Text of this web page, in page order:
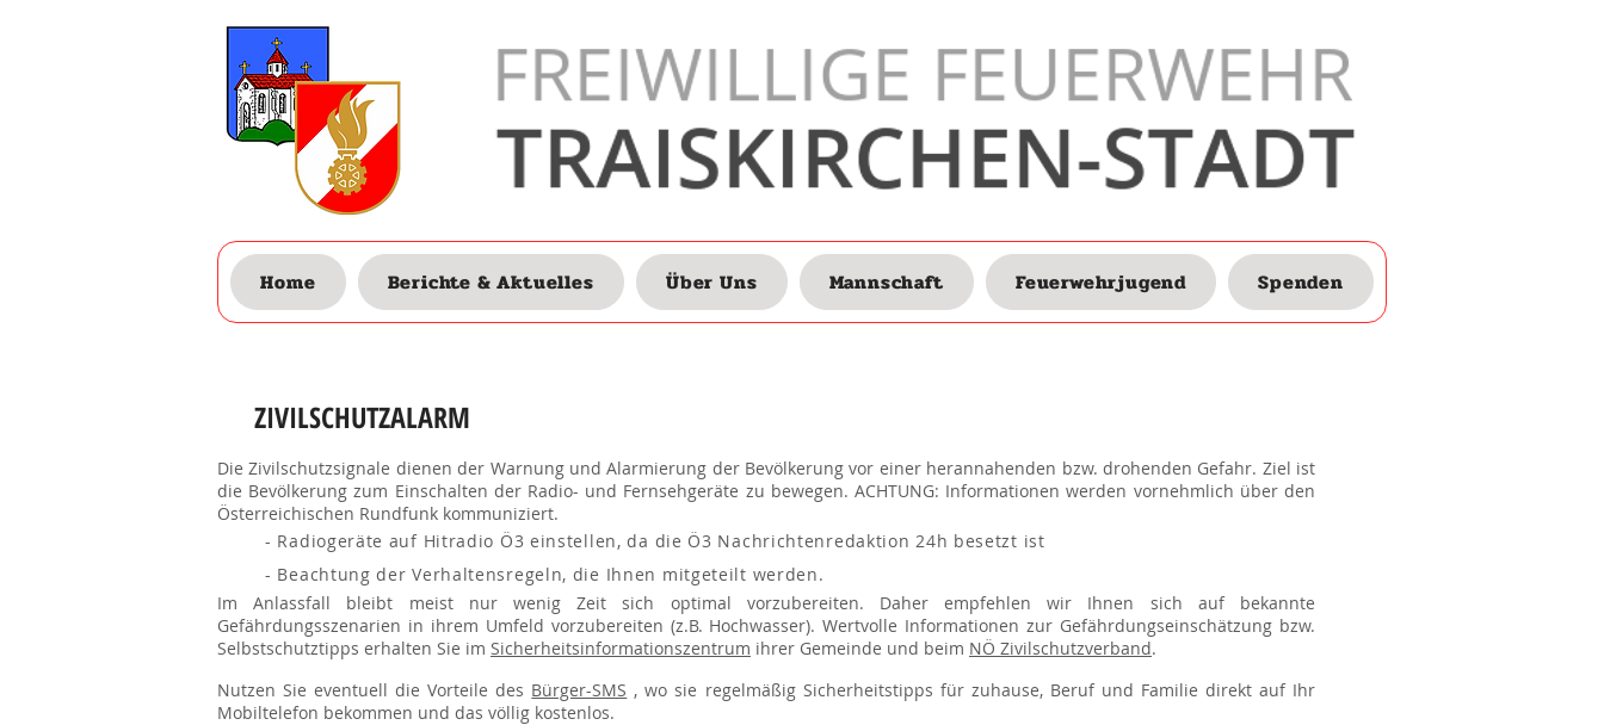
Home Berichte & Aktuelles Über Uns Mannschaft Feuerwehrjugend Spenden
ZIVILSCHUTZALARM
Die Zivilschutzsignale dienen der Warnung und Alarmierung der Bevölkerung vor einer herannahenden bzw. drohenden Gefahr. Ziel ist
die Bevölkerung zum Einschalten der Radio- und Fernsehgeräte zu bewegen. ACHTUNG: Informationen werden vornehmlich über den
Österreichischen Rundfunk kommuniziert.
- Radiogeräte auf Hitradio Ö3 einstellen, da die Ö3 Nachrichtenredaktion 24h besetzt ist
- Beachtung der Verhaltensregeln, die Ihnen mitgeteilt werden.
Im Anlassfall bleibt meist nur wenig Zeit sich optimal vorzubereiten. Daher empfehlen wir Ihnen sich auf bekannte
Gefährdungsszenarien in ihrem Umfeld vorzubereiten (z.B. Hochwasser). Wertvolle Informationen zur Gefährdungseinschätzung bzw.
Selbstschutztipps erhalten Sie im Sicherheitsinformationszentrum ihrer Gemeinde und beim NÖ Zivilschutzverband.
Nutzen Sie eventuell die Vorteile des Bürger-SMS , wo sie regelmäßig Sicherheitstipps für zuhause, Beruf und Familie direkt auf Ihr
Mobiltelefon bekommen und das völlig kostenlos.